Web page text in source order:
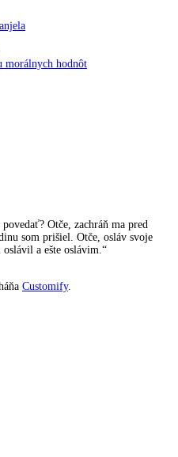
morálnych hodnôt
Otče, zachráň ma pred
som prišiel. Otče, osláv svoje
oslávil a ešte oslávim.“
Customify.